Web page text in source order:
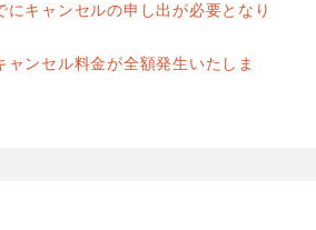
にキャンセルの申し出が必要となり
ャンセル料金が全額発生いたしま